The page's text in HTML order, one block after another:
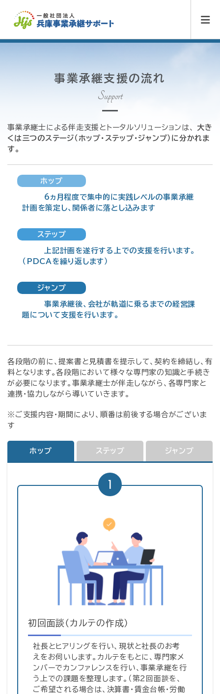
事業承継支援の流れ
Support
事業承継士による伴走支援とトータルソリューションは、
大き
くは三つのステージ（ホップ・ステップ・ジャンプ）に分かれま
す。
ホップ
6ヵ月程度で集中的に実践レベルの事業承継
計画を策定し、関係者に落とし込みます
ステップ
上記計画を遂行する上での支援を行います。
（PDCAを繰り返します）
ジャンプ
事業承継後、会社が軌道に乗るまでの経営課
題について支援を行います。
各段階の前に、提案書と見積書を提示して、契約を締結し、有
料となります。各段階において様々な専門家の知識と手続き
が必要になります。 事業承継士が伴走しながら、各専門家と
連携・協力しながら導いていきます。
※ご支援内容・期間により、順番は前後する場合がございま
す
ホップ
1
初回面談（カルテの作成）
社長とヒアリングを行い、現状と社長のお考
えをお伺いします。カルテをもとに、専門家メ
ンバーでカンファレンスを行い、事業承継を行
う上での課題を整理します。（第2回面談を、
ご希望される場合は、決算書・賃金台帳・労働
ステップ ジャンプ